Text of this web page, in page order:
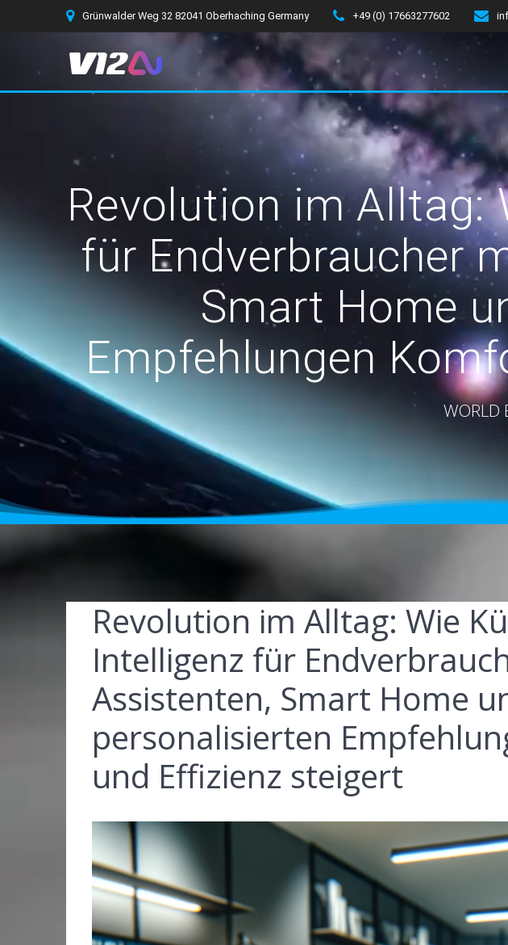
Grünwalder Weg 32 82041 Oberhaching Germany +49 (0) 17663277602
Revolution im Alltag:
für Endverbraucher
Smart Home
Empfehlungen
WORLD
Revolution im Alltag: Wie
Intelligenz für
Assistenten, Smart Home
personalisierten
und Effizienz steigert